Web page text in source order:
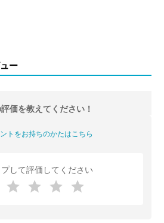
ー
価を教えてください！
トをお持ちのかたはこちら
して評価してください